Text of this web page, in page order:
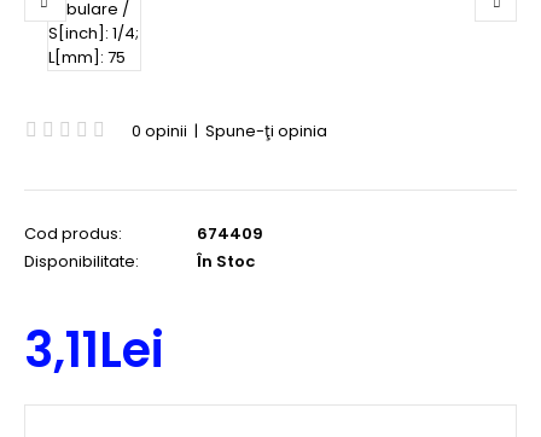
0 opinii | Spune-ţi opinia
Cod produs:
674409
Disponibilitate:
În Stoc
3,11Lei